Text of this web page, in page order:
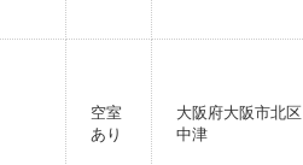
空室
あり
大阪府大阪市北区
中津